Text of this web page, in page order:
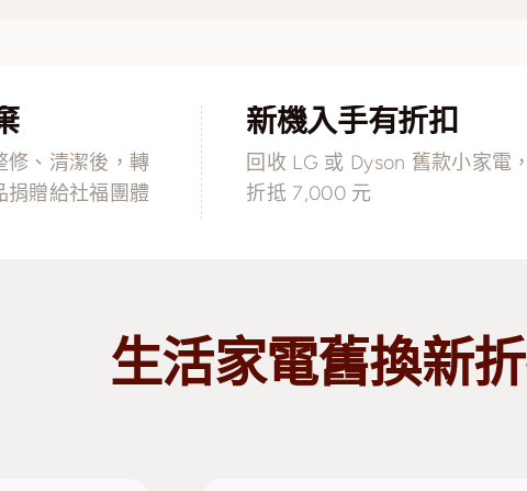
修、清潔後，轉
捐贈給社福團體
新機入手有折扣
回收 LG 或 Dyson 舊款小家電
折抵 7,000 元
生活家電舊換新